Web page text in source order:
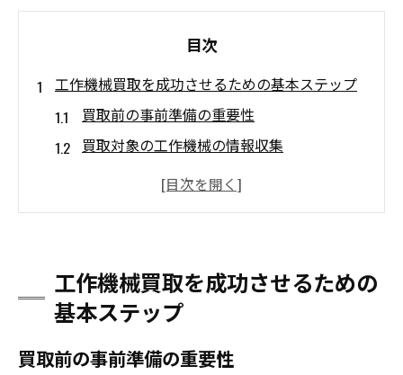
目次
工作機械買取を成功させるための基本ステップ
買取前の事前準備の重要性
買取対象の工作機械の情報収集
査定のための必要書類の準備
買取プロセスの流れを理解する
高価買取のための工作機械の査定ポイントとは
工作機械の動作確認と整備
機械の使用頻度と年式の確認
工作機械買取を成功させるための
基本ステップ
買取前の事前準備の重要性